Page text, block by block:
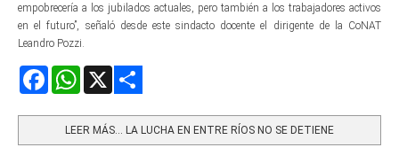
empobrecería a los jubilados actuales, pero también a los trabajadores activos
en el futuro”, señaló desde este sindacto docente el dirigente de la CoNAT
Leandro Pozzi.
FacebookWhatsApp
LEER MÁS… LA LUCHA EN ENTRE RÍOS NO SE DETIENE